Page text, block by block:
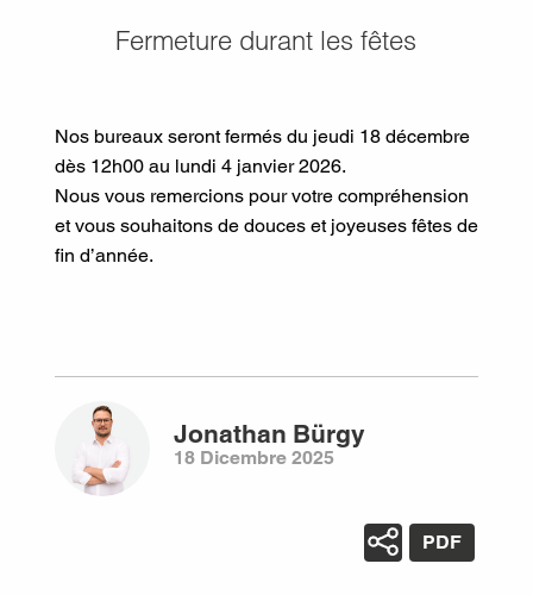
Fermeture durant les fêtes
Nos bureaux seront fermés du jeudi 18 décembre
dès 12h00 au lundi 4 janvier 2026.
Nous vous remercions pour votre compréhension
et vous souhaitons de douces et joyeuses fêtes de
fin d’année.
Jonathan Bürgy
18 Dicembre 2025
PDF